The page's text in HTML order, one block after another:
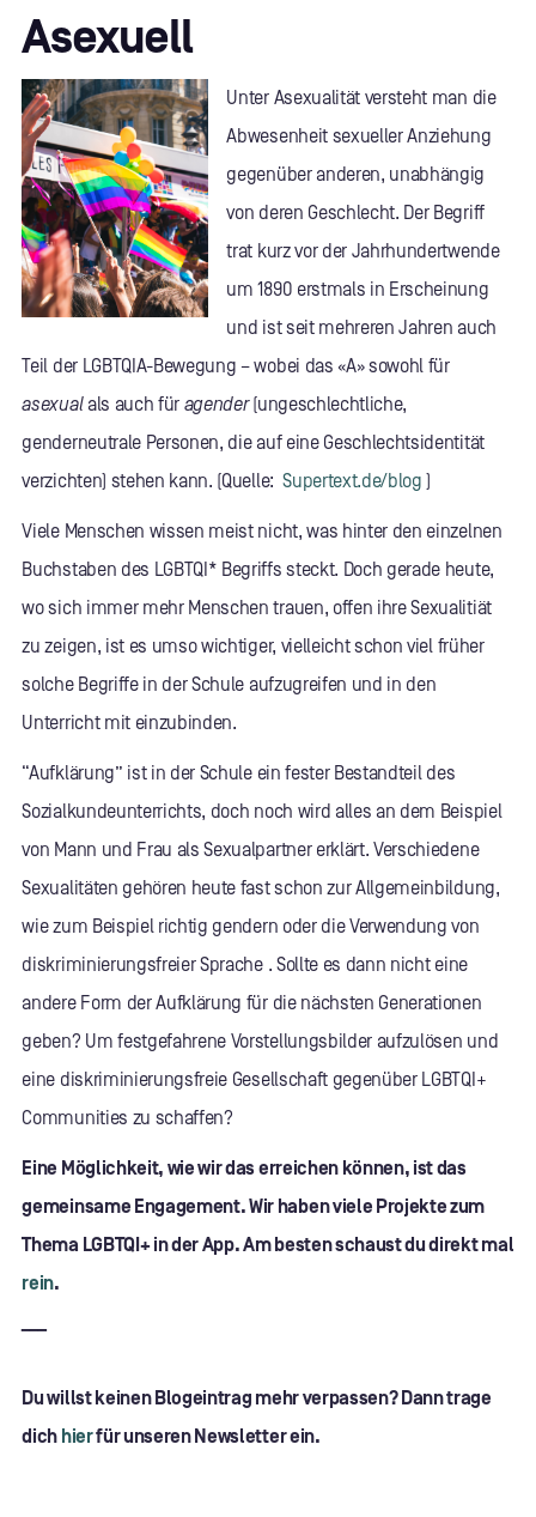
Asexuell
Unter Asexualität versteht man die
Abwesenheit sexueller Anziehung
gegenüber anderen, unabhängig
von deren Geschlecht. Der Begriff
trat kurz vor der Jahrhundertwende
um 1890 erstmals in Erscheinung
und ist seit mehreren Jahren auch
Teil der LGBTQIA-Bewegung – wobei das «A» sowohl für
asexualals auch für agender(ungeschlechtliche,
genderneutrale Personen, die auf eine Geschlechtsidentität
verzichten) stehen kann. (Quelle:Supertext.de/blog )
Viele Menschen wissen meist nicht, was hinter den einzelnen
Buchstaben des LGBTQI* Begriffs steckt. Doch gerade heute,
wo sich immer mehr Menschen trauen, offen ihre Sexualitiät
zu zeigen, ist es umso wichtiger, vielleicht schon viel früher
solche Begriffe in der Schule aufzugreifen und in den
Unterricht mit einzubinden.
“Aufklärung” ist in der Schule ein fester Bestandteil des
Sozialkundeunterrichts, doch noch wird alles an dem Beispiel
von Mann und Frau als Sexualpartner erklärt. Verschiedene
Sexualitäten gehören heute fast schon zur Allgemeinbildung,
wie zum Beispiel richtig gendern oder die Verwendung von
diskriminierungsfreier Sprache . Sollte es dann nicht eine
andere Form der Aufklärung für die nächsten Generationen
geben? Um festgefahrene Vorstellungsbilder aufzulösen und
eine diskriminierungsfreie Gesellschaft gegenüber LGBTQI+
Communities zu schaffen?
Eine Möglichkeit, wie wir das erreichen können, ist das
gemeinsame Engagement. Wir haben viele Projekte zum
Thema LGBTQI+ in der App. Am besten schaust du direkt mal
rein.
Du willst keinen Blogeintrag mehr verpassen? Dann trage
dich hierfür unseren Newsletter ein.